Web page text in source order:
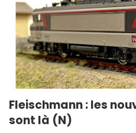
Fleischmann : les
sont là (N)